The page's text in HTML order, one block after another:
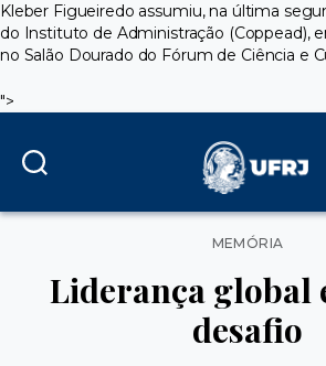
Kleber Figueiredo assumiu, na última
do Instituto de Administração (Coppead),
no Salão Dourado do Fórum de Ciência e
">
Categorias
MEMÓRIA
Liderança global
desafio